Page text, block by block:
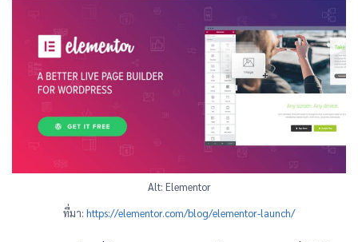
Alt: Elementor
ที่มา: https://elementor.com/blog/elementor-launch/